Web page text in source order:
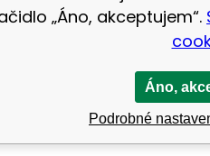
„Áno, akceptujem“.
Áno,
Podrobné